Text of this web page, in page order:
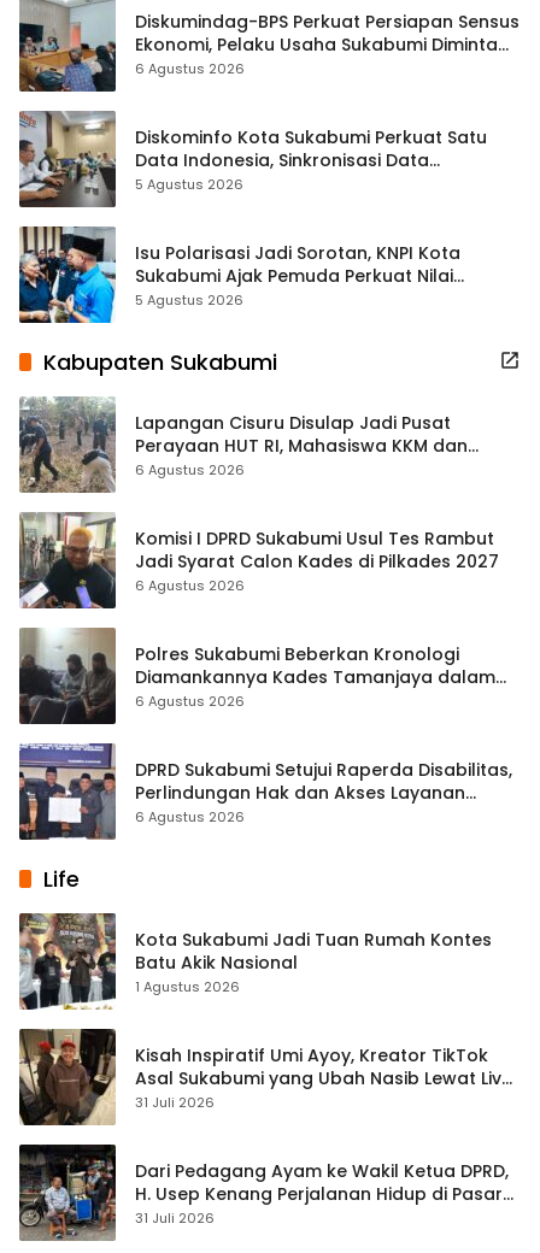
Diskumindag-BPS Perkuat Persiapan Sensus
Ekonomi, Pelaku Usaha Sukabumi Diminta
Terbuka Beri Data
6 Agustus 2026
Diskominfo Kota Sukabumi Perkuat Satu
Data Indonesia, Sinkronisasi Data
Kewilayahan Dikebut
5 Agustus 2026
Isu Polarisasi Jadi Sorotan, KNPI Kota
Sukabumi Ajak Pemuda Perkuat Nilai
Kebangsaan
5 Agustus 2026
Kabupaten Sukabumi
Lapangan Cisuru Disulap Jadi Pusat
Perayaan HUT RI, Mahasiswa KKM dan
Warga Satukan Tenaga
6 Agustus 2026
Komisi I DPRD Sukabumi Usul Tes Rambut
Jadi Syarat Calon Kades di Pilkades 2027
6 Agustus 2026
Polres Sukabumi Beberkan Kronologi
Diamankannya Kades Tamanjaya dalam
Kasus Sabu
6 Agustus 2026
DPRD Sukabumi Setujui Raperda Disabilitas,
Perlindungan Hak dan Akses Layanan
Diperkuat
6 Agustus 2026
Life
Kota Sukabumi Jadi Tuan Rumah Kontes
Batu Akik Nasional
1 Agustus 2026
Kisah Inspiratif Umi Ayoy, Kreator TikTok
Asal Sukabumi yang Ubah Nasib Lewat Live
Streaming
31 Juli 2026
Dari Pedagang Ayam ke Wakil Ketua DPRD,
H. Usep Kenang Perjalanan Hidup di Pasar
Cisaat
31 Juli 2026